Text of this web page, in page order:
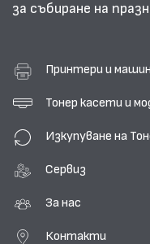
за събиране на
Принтери и
Тонер касети и
Изкупуване на
Сервиз
За нас
Контакти